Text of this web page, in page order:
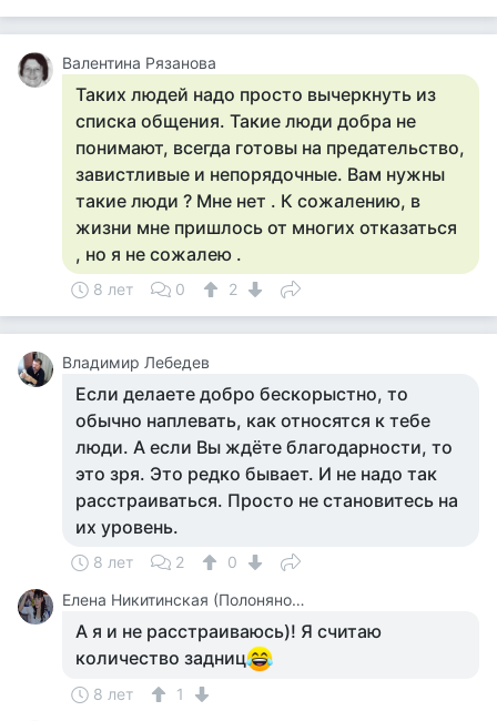
Валентина Рязанова
Таких людей надо просто вычеркнуть из
списка общения. Такие люди добра не
понимают, всегда готовы на предательство,
завистливые и непорядочные. Вам нужны
такие люди ? Мне нет . К сожалению, в
жизни мне пришлось от многих отказаться
, но я не сожалею .
8 лет 0 2
Владимир Лебедев
Если делаете добро бескорыстно, то
обычно наплевать, как относятся к тебе
люди. А если Вы ждёте благодарности, то
это зря. Это редко бывает. И не надо так
расстраиваться. Просто не становитесь на
их уровень.
8 лет 2
0
Елена Никитинская (Полонянова)
А я и не расстраиваюсь)! Я считаю
количество задниц
8 лет
1